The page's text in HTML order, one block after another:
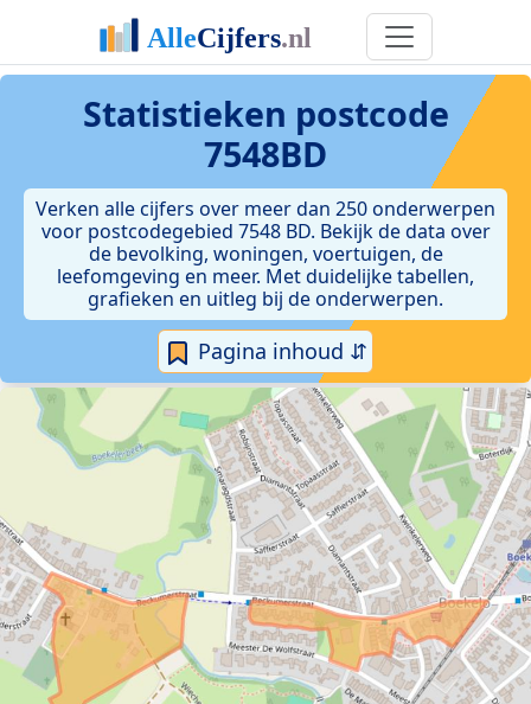
Statistieken postcode
7548BD
Verken alle cijfers over meer dan 250 onderwerpen
voor postcodegebied 7548 BD. Bekijk de data over
de bevolking, woningen, voertuigen, de
leefomgeving en meer. Met duidelijke tabellen,
grafieken en uitleg bij de onderwerpen.
Pagina inhoud ⇵